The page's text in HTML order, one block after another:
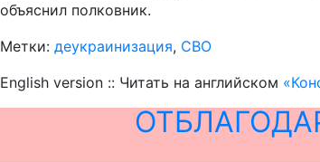
объяснил полковник.
Метки: деукраинизация, СВО
English version :: Читать на английском